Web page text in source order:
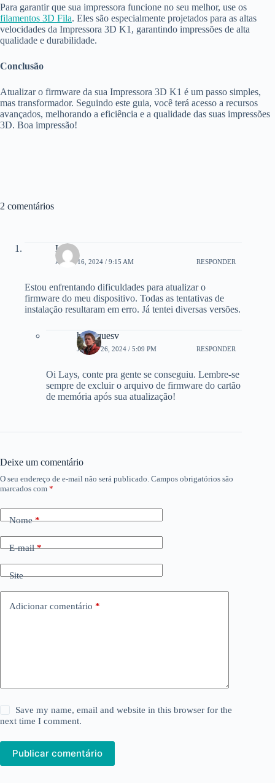
Para garantir que sua impressora funcione no seu melhor, use os
filamentos 3D Fila. Eles são especialmente projetados para as altas
velocidades da Impressora 3D K1, garantindo impressões de alta
qualidade e durabilidade.
Conclusão
Atualizar o firmware da sua Impressora 3D K1 é um passo simples,
mas transformador. Seguindo este guia, você terá acesso a recursos
avançados, melhorando a eficiência e a qualidade das suas impressões
3D. Boa impressão!
2 comentários
Lays
ABRIL 16, 2024 / 9:15 AM RESPONDER
Estou enfrentando dificuldades para atualizar o
firmware do meu dispositivo. Todas as tentativas de
instalação resultaram em erro. Já tentei diversas versões.
henriquesv
JUNHO 26, 2024 / 5:09 PM RESPONDER
Oi Lays, conte pra gente se conseguiu. Lembre-se
sempre de excluir o arquivo de firmware do cartão
de memória após sua atualização!
Deixe um comentário
O seu endereço de e-mail não será publicado. Campos obrigatórios são
marcados com *
Nome*
E-mail*
Site
Adicionar comentário *
Save my name, email and website in this browser for the
next time I comment.
Publicar comentário